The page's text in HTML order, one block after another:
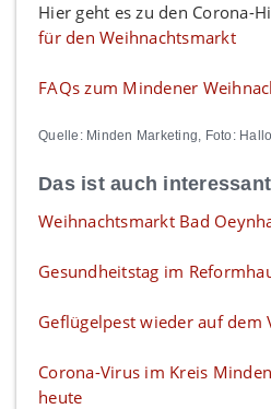
Hier geht es zu den Corona-
für den Weihnachtsmarkt
FAQs zum Mindener
Quelle: Minden Marketing, Foto:
Das ist auch
Weihnachtsmarkt Bad
Gesundheitstag im
Geflügelpest wieder auf dem
Corona-Virus im Kreis
heute